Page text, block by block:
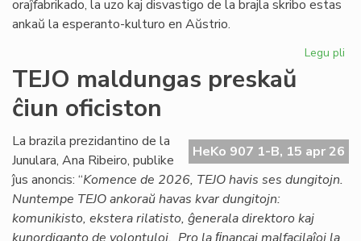
oraĵfabrikado, la uzo kaj disvastigo de la brajla skribo estas
ankaŭ la esperanto-kulturo en Aŭstrio.
Legu pli
TEJO maldungas preskaŭ
ĉiun oficiston
HeKo 907 1-B, 15 apr 26
La brazila prezidantino de la
Junulara, Ana Ribeiro, publike
ĵus anoncis: “Komence de 2026, TEJO havis ses dungitojn.
Nuntempe TEJO ankoraŭ havas kvar dungitojn:
komunikisto, ekstera rilatisto, ĝenerala direktoro kaj